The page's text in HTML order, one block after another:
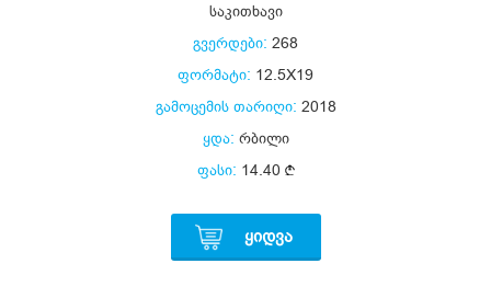
საკითხავი
გვერდები: 268
ფორმატი: 12.5X19
გამოცემის თარიღი: 2018
ყდა: რბილი
ფასი: 14.40
ᲧᲘᲓᲕᲐ